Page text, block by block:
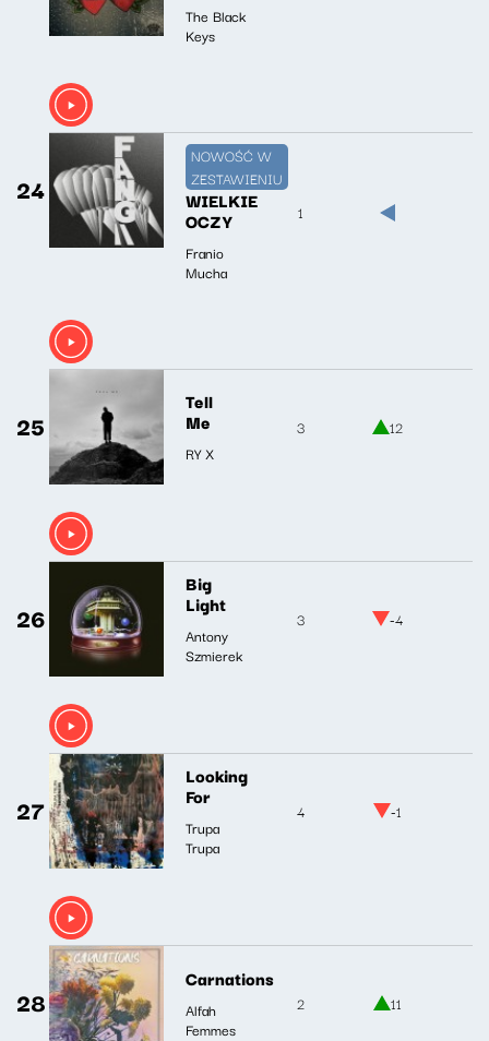
The Black
Keys
24
NOWOŚĆ W
ZESTAWIENIU
WIELKIE
OCZY
Franio
Mucha
1
25
Tell
Me
RY X
3 12
26
Big
Light
Antony
Szmierek
3 -4
27
Looking
For
Trupa
Trupa
4 -1
28
Carnations
Alfah
Femmes
2 11